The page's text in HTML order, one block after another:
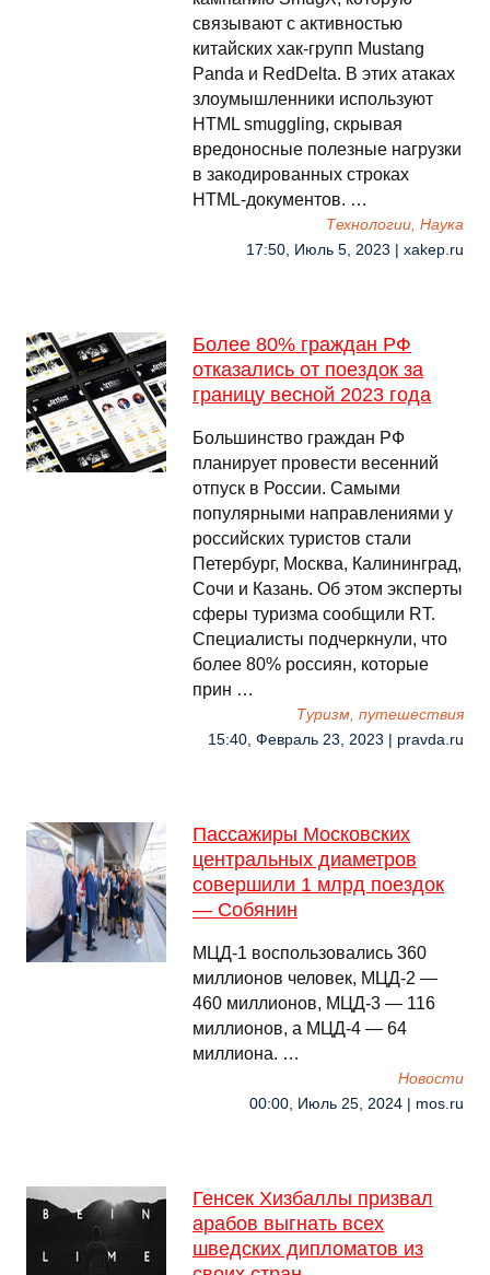
связывают с активностью
китайских хак-групп Mustang
Panda и RedDelta. В этих атаках
злоумышленники используют
HTML smuggling, скрывая
вредоносные полезные нагрузки
в закодированных строках
HTML-документов. …
Технологии, Наука
17:50, Июль 5, 2023 | xakep.ru
Более 80% граждан РФ
отказались от поездок за
границу весной 2023 года
Большинство граждан РФ
планирует провести весенний
отпуск в России. Самыми
популярными направлениями у
российских туристов стали
Петербург, Москва, Калининград,
Сочи и Казань. Об этом эксперты
сферы туризма сообщили RT.
Специалисты подчеркнули, что
более 80% россиян, которые
прин …
Туризм, путешествия
15:40, Февраль 23, 2023 | pravda.ru
Пассажиры Московских
центральных диаметров
совершили 1 млрд поездок
— Собянин
МЦД-1 воспользовались 360
миллионов человек, МЦД-2 —
460 миллионов, МЦД-3 — 116
миллионов, а МЦД-4 — 64
миллиона. …
Новости
00:00, Июль 25, 2024 | mos.ru
Генсек Хизбаллы призвал
арабов выгнать всех
шведских дипломатов из